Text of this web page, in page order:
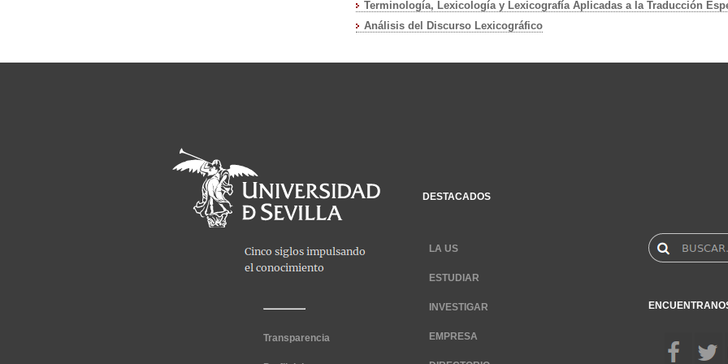
Terminología, Lexicología y Lexicografía Aplicadas a la Traducción
Análisis del Discurso Lexicográfico
Transparencia
DESTACADOS
LA US
ESTUDIAR
INVESTIGAR
EMPRESA